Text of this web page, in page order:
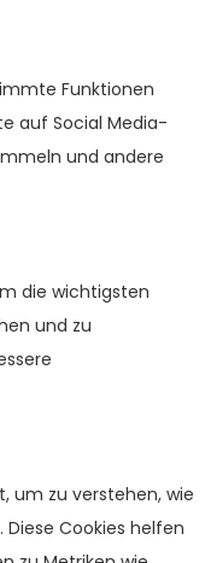
Funktionen
auf Social Media-
und andere
die wichtigsten
und zu
um zu verstehen, wie
Cookies helfen